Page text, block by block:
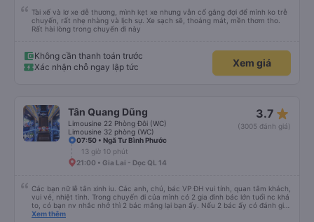
Tài xế và lơ xe dễ thương, mình kẹt xe nhưng vẫn cố gắng đợi để mình ko trễ
chuyến, rất nhẹ nhàng và lịch sự. Xe sạch sẽ, thoáng mát, mền thơm tho.
Rất hài lòng trong chuyến đi này
Không cần thanh toán trước
Xác nhận chỗ ngay lập tức
Xem giá
Tân Quang Dũng
Limousine 22 Phòng Đôi (WC)
Limousine 32 phòng (WC)
3.7 star_rate
(3005 đánh giá)
07:50 • Ngã Tư Bình Phước
13 giờ 10 phút
21:00 • Gia Lai - Dọc QL 14
Các bạn nữ lễ tân xinh iu. Các anh, chú, bác VP ĐH vui tính, quan tâm khách,
vui vẻ, nhiệt tình. Trong chuyến đi của mình có 2 gia đình bác lớn tuổi nc khá
to, có bạn nv nhắc nhở thì 2 bác mắng lại bạn ấy. Nếu 2 bác ấy có đánh giá
xấu thì mình ngược lại nha. Bạn ấy nhắc nhở rất đúng. 2 bác nói rất to. To
Xem thêm